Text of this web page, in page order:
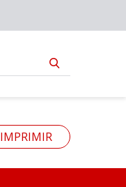
IMPRIMIR